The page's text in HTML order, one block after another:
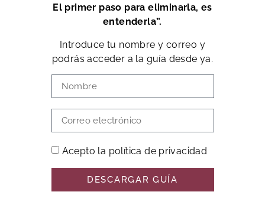
El primer paso para eliminarla, es
entenderla”.
Introduce tu nombre y correo y
podrás acceder a la guía desde ya.
Acepto la política de privacidad
DESCARGAR GUÍA